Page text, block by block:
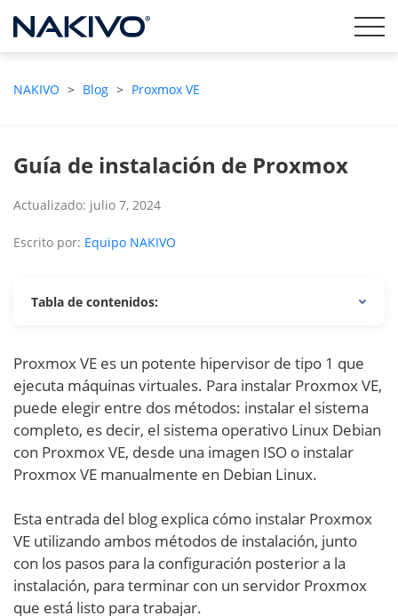
NAKIVO > Blog > Proxmox VE
Guía de instalación de Proxmox
Actualizado: julio 7, 2024
Escrito por: Equipo NAKIVO
Tabla de contenidos:
Proxmox VE es un potente hipervisor de tipo 1 que
ejecuta máquinas virtuales. Para instalar Proxmox VE,
puede elegir entre dos métodos: instalar el sistema
completo, es decir, el sistema operativo Linux Debian
con Proxmox VE, desde una imagen ISO o instalar
Proxmox VE manualmente en Debian Linux.
Esta entrada del blog explica cómo instalar Proxmox
VE utilizando ambos métodos de instalación, junto
con los pasos para la configuración posterior a la
instalación, para terminar con un servidor Proxmox
que está listo para trabajar.